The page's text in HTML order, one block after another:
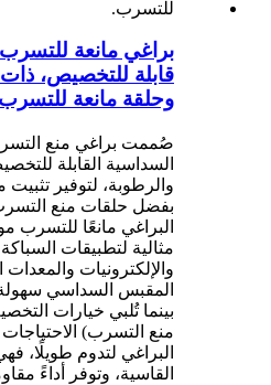
براغي مانعة للتسرب
قابلة للتخصيص،
وحلقة مانعة
صُممت براغي منع
السداسية القابلة
والرطوبة، لتوفير
بفضل حلقات منع
البراغي مانعًا للتسرب
مثالية لتطبيقات
والإلكترونيات
المقبس السداسي
بينما تُلبي خيارات
منع التسرب)
البراغي لتدوم طويلًا،
القاسية، وتوفر أداءً